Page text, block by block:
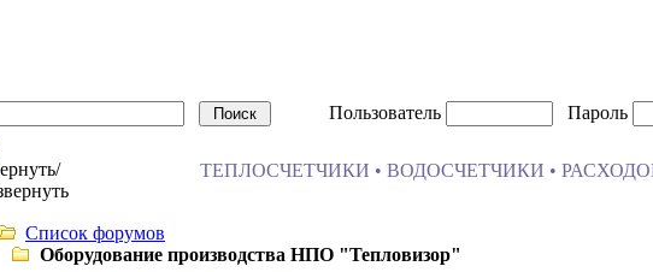
Пользователь Пароль
ТЕПЛОСЧЕТЧИКИ • ВОДОСЧЕТЧИКИ •
Список форумов
Оборудование производства НПО "Тепловизор"